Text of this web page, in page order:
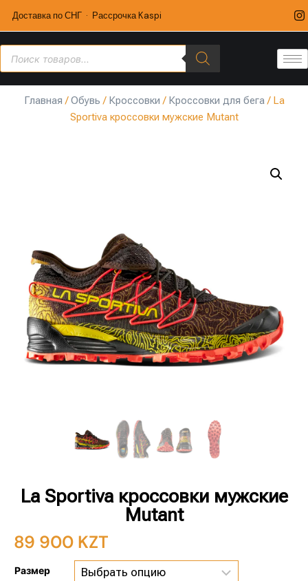
Доставка по СНГ · Рассрочка Kaspi
Главная /Обувь / Кроссовки / Кроссовки для бега/ La
Sportiva кроссовки мужские Mutant
La Sportiva кроссовки мужские
Mutant
89 900 KZT
Размер